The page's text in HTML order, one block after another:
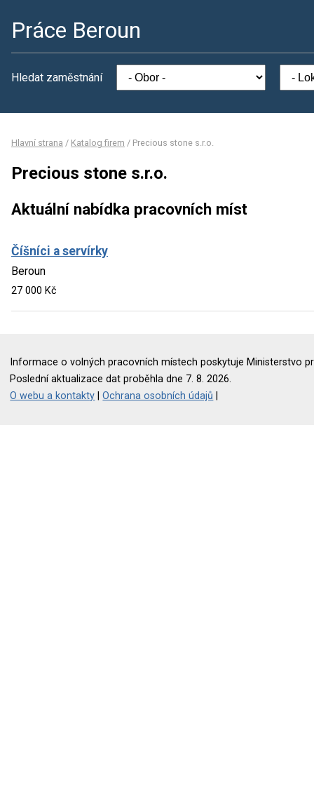
Práce Beroun
Hledat zaměstnání
Hlavní strana / Katalog firem / Precious stone s.r.o.
Precious stone s.r.o.
Aktuální nabídka pracovních míst
Číšníci a servírky
Beroun
27 000 Kč
Informace o volných pracovních místech poskytuje Ministerstvo
Poslední aktualizace dat proběhla dne 7. 8. 2026.
O webu a kontakty |Ochrana osobních údajů